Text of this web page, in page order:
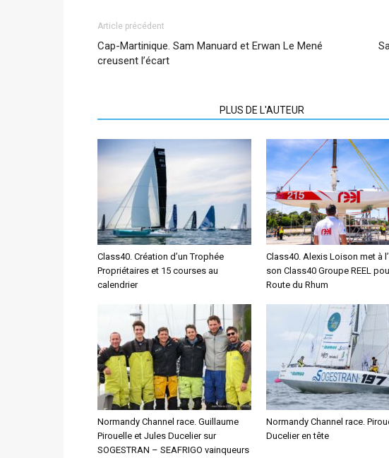
Article précédent
Cap-Martinique. Sam Manuard et Erwan Le Mené
creusent l’écart
PLUS DE L'AUTEUR
Class40. Création d’un Trophée
Propriétaires et 15 courses au
calendrier
Class40. Alexis Loison met à
son Class40 Groupe REEL
Route du Rhum
Normandy Channel race. Guillaume
Pirouelle et Jules Ducelier sur
SOGESTRAN – SEAFRIGO vainqueurs
Normandy Channel race.
Ducelier en tête